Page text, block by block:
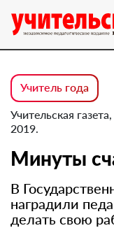
Учитель года
Учительская
2019.
Минуты
В
наградили
делать свою